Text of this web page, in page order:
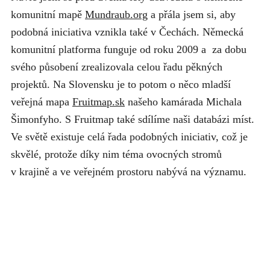
komunitní mapě Mundraub.org a přála jsem si, aby
podobná iniciativa vznikla také v Čechách. Německá
komunitní platforma funguje od roku 2009 a za dobu
svého působení zrealizovala celou řadu pěkných
projektů. Na Slovensku je to potom o něco mladší
veřejná mapa Fruitmap.sk našeho kamárada Michala
Šimonfyho. S Fruitmap také sdílíme naši databázi míst.
Ve světě existuje celá řada podobných iniciativ, což je
skvělé, protože díky nim téma ovocných stromů
v krajině a ve veřejném prostoru nabývá na významu.